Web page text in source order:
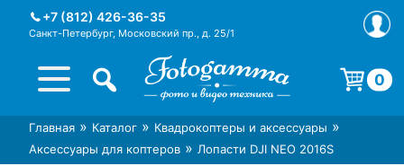
+7 (812) 426-36-35
Санкт-Петербург, Московский пр., д. 25/1
Интернет-магазин фототехники
Foto-Gamma в СПб
Магазин фотоаксессуаров foto-
gamma.ru
0
Корзина пуста.
Главная » Каталог » Квадрокоптеры и аксессуары »
Аксессуары для коптеров » Лопасти DJI NEO 2016S